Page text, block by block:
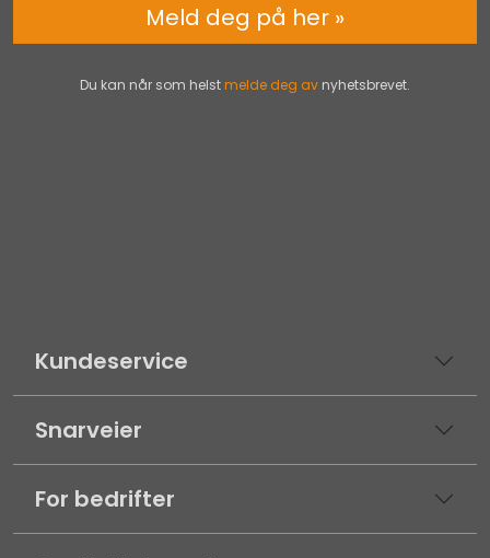
Kundeservice
Snarveier
For bedrifter
Du kan når som helst melde deg av nyhetsbrevet.
Meld deg på her »